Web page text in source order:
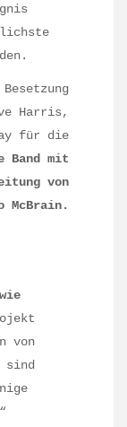
Harris,
für die
Band mit
von
McBrain.
von
sind